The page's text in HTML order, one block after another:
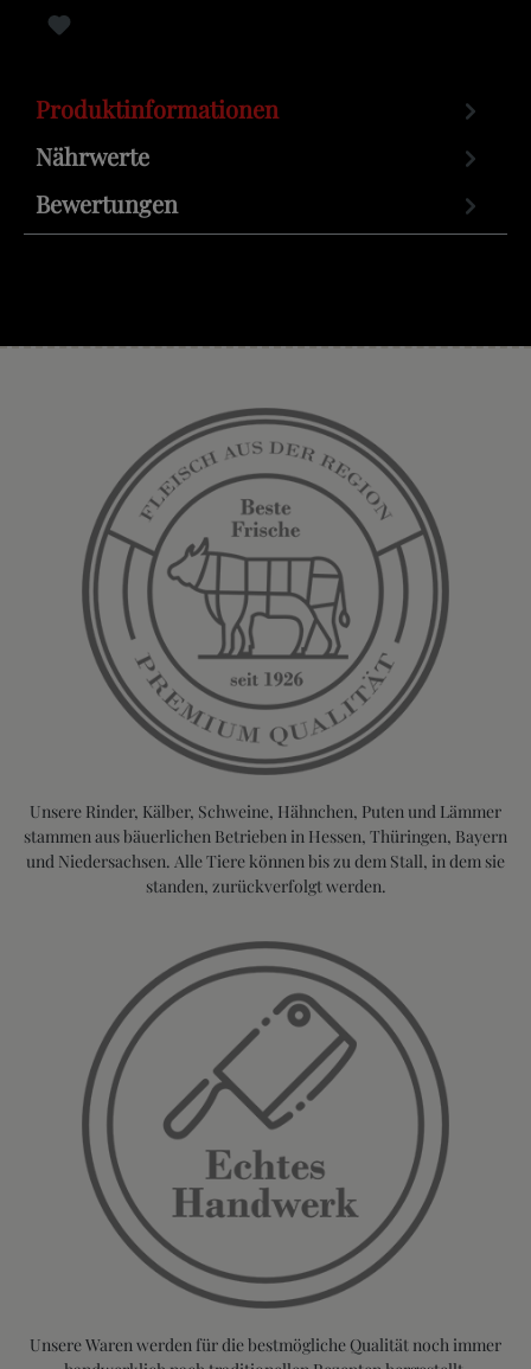
Produktinformationen
Nährwerte
Bewertungen
Unsere Rinder, Kälber, Schweine, Hähnchen, Puten und Lämmer
stammen aus bäuerlichen Betrieben in Hessen, Thüringen, Bayern
und Niedersachsen. Alle Tiere können bis zu dem Stall, in dem sie
standen, zurückverfolgt werden.
Unsere Waren werden für die bestmögliche Qualität noch immer